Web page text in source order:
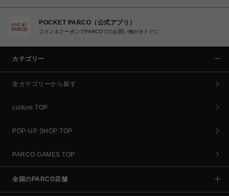
POCKET PARCO（公式アプリ）
コイン＆クーポンでPARCOでのお買い物がオトクに
カテゴリー
全カテゴリーから探す
culture TOP
POP-UP SHOP TOP
PARCO GAMES TOP
全国のPARCO店舗